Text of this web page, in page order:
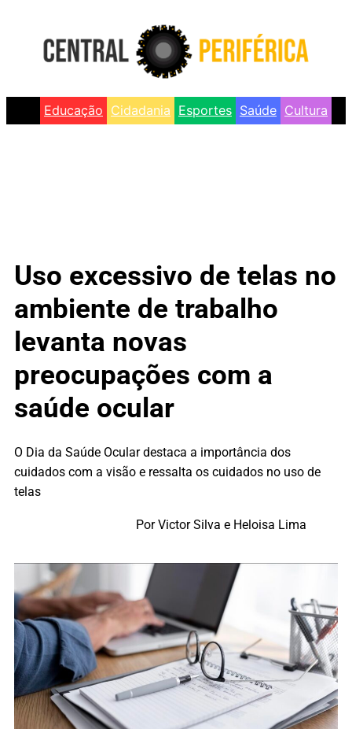
Educação Cidadania Esportes Saúde Cultura
Uso excessivo de telas no
ambiente de trabalho
levanta novas
preocupações com a
saúde ocular
O Dia da Saúde Ocular destaca a importância dos
cuidados com a visão e ressalta os cuidados no uso de
telas
Por Victor Silva e Heloisa Lima